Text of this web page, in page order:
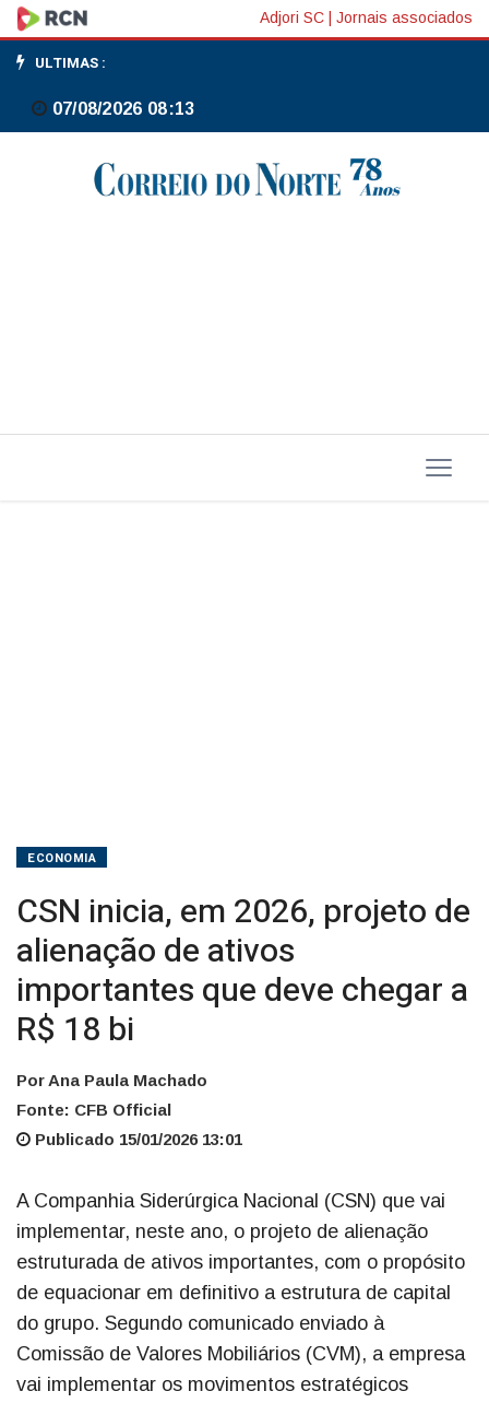
CSN
inicia,
em
2026,
projeto
importantes
Adjori SC Jornais associados
ULTIMAS :
07/08/2026 08:13
ECONOMIA
CSN inicia, em 2026, projeto de
alienação de ativos
importantes que deve chegar a
R$ 18 bi
Por Ana Paula Machado
Fonte: CFB Official
Publicado 15/01/2026 13:01
A Companhia Siderúrgica Nacional (CSN) que vai
implementar, neste ano, o projeto de alienação
estruturada de ativos importantes, com o propósito
de equacionar em definitivo a estrutura de capital
do grupo. Segundo comunicado enviado à
Comissão de Valores Mobiliários (CVM), a empresa
vai implementar os movimentos estratégicos